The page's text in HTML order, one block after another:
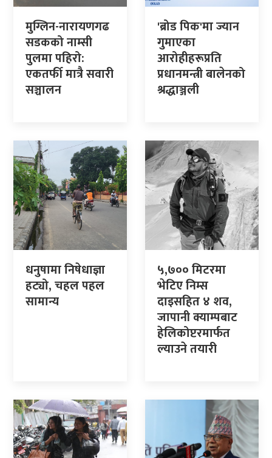
मुग्लिन-नारायणगढ
सडकको नाम्सी
पुलमा पहिरो:
एकतर्फी मात्रै सवारी
सञ्चालन
'ब्रोड पिक'मा ज्यान
गुमाएका
आरोहीहरूप्रति
प्रधानमन्त्री बालेनको
श्रद्धाञ्जली
धनुषामा निषेधाज्ञा
हट्यो, चहल पहल
सामान्य
५,७०० मिटरमा
भेटिए निम्स
दाइसहित ४ शव,
जापानी क्याम्पबाट
हेलिकोप्टरमार्फत
ल्याउने तयारी